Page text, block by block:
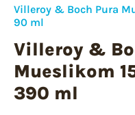
Villeroy & Boch Pura
90 ml
Villeroy &
Mueslikom
390 ml